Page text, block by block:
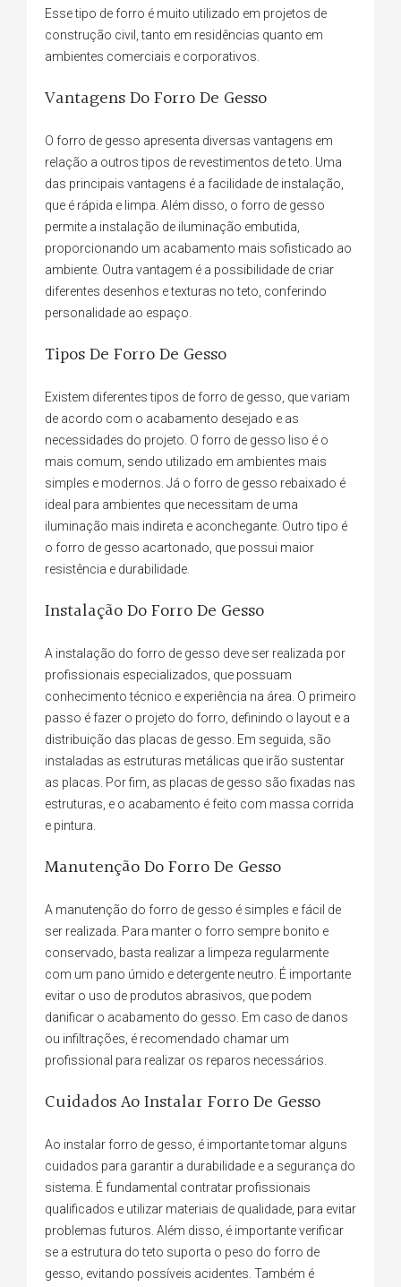
Esse tipo de forro é muito utilizado em projetos de
construção civil, tanto em residências quanto em
ambientes comerciais e corporativos.
Vantagens Do Forro De Gesso
O forro de gesso apresenta diversas vantagens em
relação a outros tipos de revestimentos de teto. Uma
das principais vantagens é a facilidade de instalação,
que é rápida e limpa. Além disso, o forro de gesso
permite a instalação de iluminação embutida,
proporcionando um acabamento mais sofisticado ao
ambiente. Outra vantagem é a possibilidade de criar
diferentes desenhos e texturas no teto, conferindo
personalidade ao espaço.
Tipos De Forro De Gesso
Existem diferentes tipos de forro de gesso, que variam
de acordo com o acabamento desejado e as
necessidades do projeto. O forro de gesso liso é o
mais comum, sendo utilizado em ambientes mais
simples e modernos. Já o forro de gesso rebaixado é
ideal para ambientes que necessitam de uma
iluminação mais indireta e aconchegante. Outro tipo é
o forro de gesso acartonado, que possui maior
resistência e durabilidade.
Instalação Do Forro De Gesso
A instalação do forro de gesso deve ser realizada por
profissionais especializados, que possuam
conhecimento técnico e experiência na área. O primeiro
passo é fazer o projeto do forro, definindo o layout e a
distribuição das placas de gesso. Em seguida, são
instaladas as estruturas metálicas que irão sustentar
as placas. Por fim, as placas de gesso são fixadas nas
estruturas, e o acabamento é feito com massa corrida
e pintura.
Manutenção Do Forro De Gesso
A manutenção do forro de gesso é simples e fácil de
ser realizada. Para manter o forro sempre bonito e
conservado, basta realizar a limpeza regularmente
com um pano úmido e detergente neutro. É importante
evitar o uso de produtos abrasivos, que podem
danificar o acabamento do gesso. Em caso de danos
ou infiltrações, é recomendado chamar um
profissional para realizar os reparos necessários.
Cuidados Ao Instalar Forro De Gesso
Ao instalar forro de gesso, é importante tomar alguns
cuidados para garantir a durabilidade e a segurança do
sistema. É fundamental contratar profissionais
qualificados e utilizar materiais de qualidade, para evitar
problemas futuros. Além disso, é importante verificar
se a estrutura do teto suporta o peso do forro de
gesso, evitando possíveis acidentes. Também é